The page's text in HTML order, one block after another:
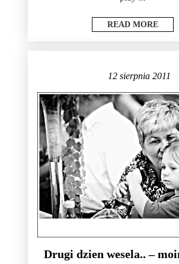
READ MORE
12 sierpnia 2011
Drugi dzien wesela.. –